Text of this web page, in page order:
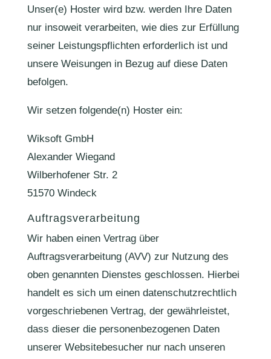
Unser(e) Hoster wird bzw. werden Ihre Daten
nur insoweit verarbeiten, wie dies zur Erfüllung
seiner Leistungspflichten erforderlich ist und
unsere Weisungen in Bezug auf diese Daten
befolgen.
Wir setzen folgende(n) Hoster ein:
Wiksoft GmbH
Alexander Wiegand
Wilberhofener Str. 2
51570 Windeck
Auftragsverarbeitung
Wir haben einen Vertrag über
Auftragsverarbeitung (AVV) zur Nutzung des
oben genannten Dienstes geschlossen. Hierbei
handelt es sich um einen datenschutzrechtlich
vorgeschriebenen Vertrag, der gewährleistet,
dass dieser die personenbezogenen Daten
unserer Websitebesucher nur nach unseren